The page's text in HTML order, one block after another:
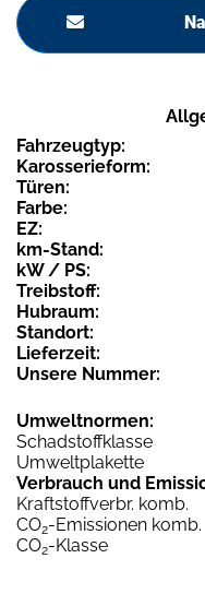
Fahrzeugtyp:
Karosserieform:
Türen:
Farbe:
EZ:
km-Stand:
kW / PS:
Treibstoff:
Hubraum:
Standort:
Lieferzeit:
Unsere Nummer:
Umweltnormen:
Schadstoffklasse
Umweltplakette
Verbrauch und
Kraftstoffverbr. komb.
CO2-Emissionen komb.
CO2-Klasse